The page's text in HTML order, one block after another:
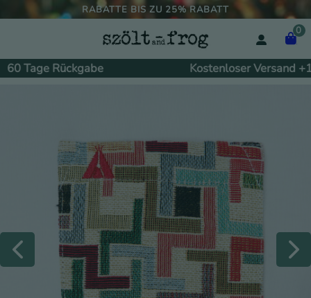
RABATTE BIS ZU 25% RABATT
0
Tage Rückgabe Kostenloser Versand